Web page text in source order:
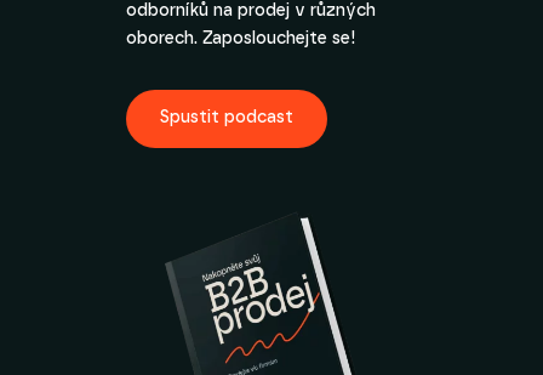
odborníků na prodej v různých
oborech. Zaposlouchejte se!
Spustit podcast